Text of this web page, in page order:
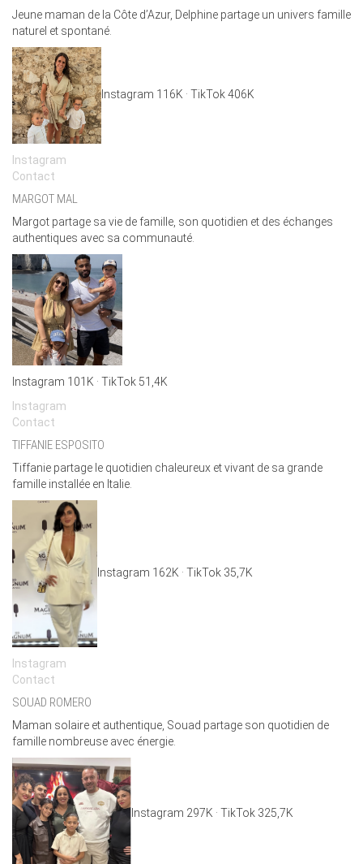
Jeune maman de la Côte d’Azur, Delphine partage un univers famille
naturel et spontané.
Instagram 116K · TikTok 406K
Instagram
Contact
MARGOT MAL
Margot partage sa vie de famille, son quotidien et des échanges
authentiques avec sa communauté.
Instagram 101K · TikTok 51,4K
Instagram
Contact
TIFFANIE ESPOSITO
Tiffanie partage le quotidien chaleureux et vivant de sa grande
famille installée en Italie.
Instagram 162K · TikTok 35,7K
Instagram
Contact
SOUAD ROMERO
Maman solaire et authentique, Souad partage son quotidien de
famille nombreuse avec énergie.
Instagram 297K · TikTok 325,7K